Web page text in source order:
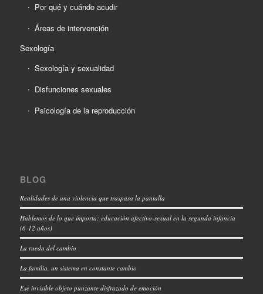
Por qué y cuándo acudir
Áreas de intervención
Sexología
Sexología y sexualidad
Disfunciones sexuales
Psicología de la reproducción
BLOG
Realidades de una violencia que traspasa la pantalla
Hablemos de lo que importa: educación afectivo-sexual en la segunda infancia
(6-12 años)
La rueda del cambio
La familia, un sistema en constante cambio
Ese invisible objeto punzante disfrazado de emoción